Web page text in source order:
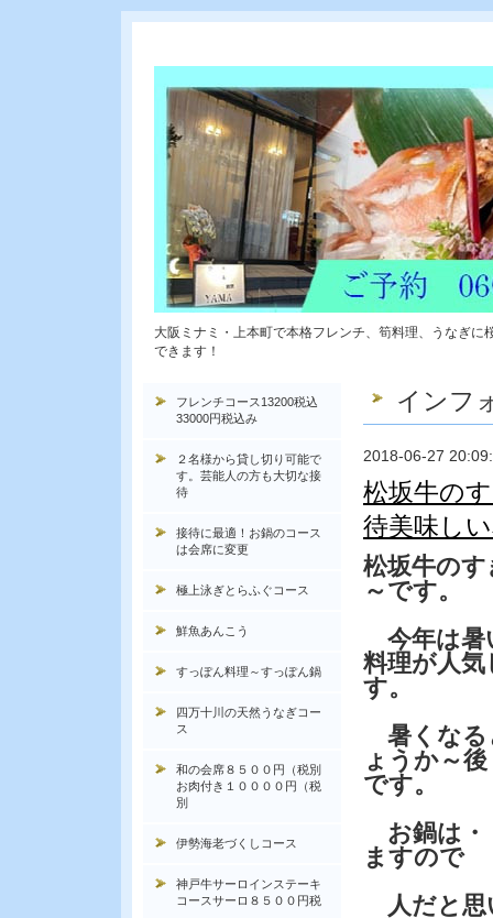
大阪ミナミ・上本町で本格フレンチ、筍料理、うなぎ
できます！
インフ
2018-06-27
松坂牛の
待美味し
松坂牛の
～です。
今年は暑
料理が人
す。
暑くなる
ょうか～
です。
お鍋は・
ますので
人だと思
フレンチコース13200税込
33000円税込み
２名様から貸し切り可能で
す。芸能人の方も大切な接
待
接待に最適！お鍋のコース
は会席に変更
極上泳ぎとらふぐコース
鮮魚あんこう
すっぽん料理～すっぽん鍋
四万十川の天然うなぎコー
ス
和の会席８５００円（税別
お肉付き１００００円（税
別
伊勢海老づくしコース
神戸牛サーロインステーキ
コースサーロ８５００円税